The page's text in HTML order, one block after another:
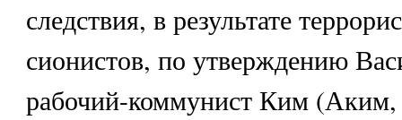
следствия, в результате
сионистов, по утверждению
рабочий-коммунист Ким